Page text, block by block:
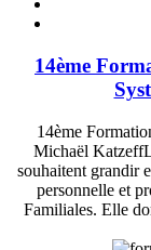
14ème
14ème
Michaël
souhaitent grandir
personnelle et
Familiales. Elle